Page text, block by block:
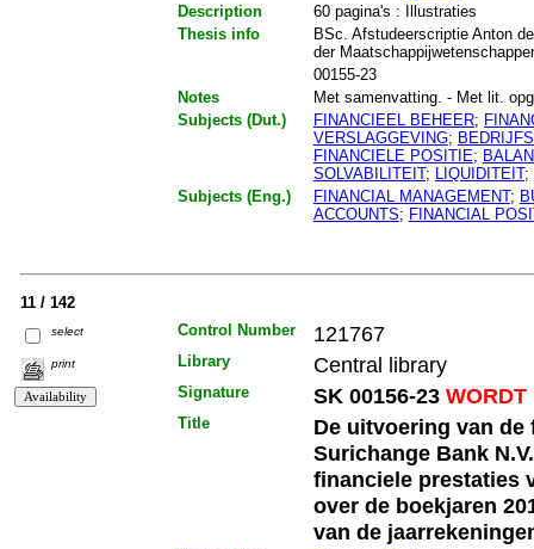
Description
60 pagina's : Illustraties
Thesis info
BSc. Afstudeerscriptie Anton
der
00155-23
Notes
Met samenvatting. - Met lit.
Subjects (Dut.)
FINANCIEEL BEHEER;
VERSLAGGEVING;
FINANCIELE POSITIE;
SOLVABILITEIT; LIQUIDITEIT;
Subjects (Eng.)
FINANCIAL MANAGEMENT;
ACCOUNTS; FINANCIAL
11 / 142
select
print
Control Number 121767
Library Central library
Signature SK 00156-23WORDT
Title
De uitvoering van
Surichange Bank
financiele prestaties
over de boekjaren
van de